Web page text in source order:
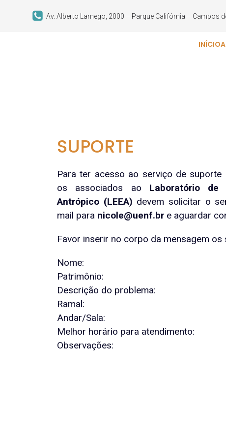
Av. Alberto Lamego, 2000 – Parque Califórnia – Campos
INÍCIO
SUPORTE
Para ter acesso ao serviço de suporte
os associados ao Laboratório de
Antrópico (LEEA) devem solicitar o
mail para nicole@uenf.br e aguardar
Favor inserir no corpo da mensagem os
Nome:
Patrimônio:
Descrição do problema:
Ramal:
Andar/Sala:
Melhor horário para atendimento:
Observações: